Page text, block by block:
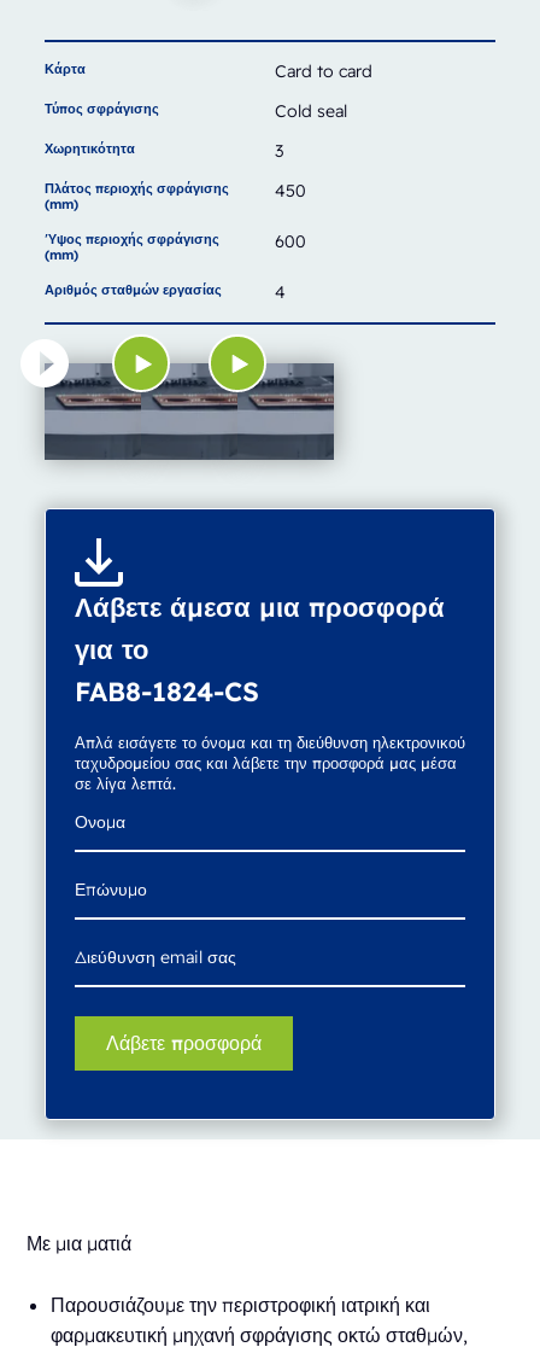
Κάρτα Card to card
Τύπος σφράγισης Cold seal
Χωρητικότητα 3
Πλάτος περιοχής σφράγισης
(mm)
450
Ύψος περιοχής σφράγισης
(mm)
600
Αριθμός σταθμών εργασίας 4
Λάβετε άμεσα μια προσφορά
για το
FAB8-1824-CS
Απλά εισάγετε το όνομα και τη διεύθυνση ηλεκτρονικού
ταχυδρομείου σας και λάβετε την προσφορά μας μέσα
σε λίγα λεπτά.
Με μια ματιά
Παρουσιάζουμε την περιστροφική ιατρική και
φαρμακευτική μηχανή σφράγισης οκτώ σταθμών,